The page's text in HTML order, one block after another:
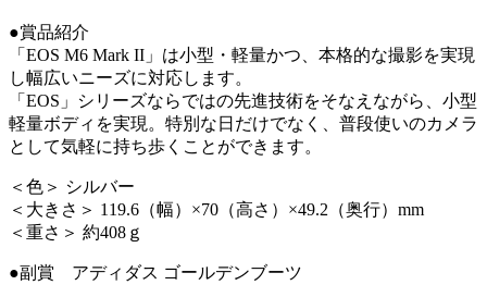
●賞品紹介
「EOS M6 Mark II」は小型・軽量かつ、本格的な撮影を実現
し幅広いニーズに対応します。
「EOS」シリーズならではの先進技術をそなえながら、小型
軽量ボディを実現。特別な日だけでなく、普段使いのカメラ
として気軽に持ち歩くことができます。
＜色＞ シルバー
＜大きさ＞ 119.6（幅）×70（高さ）×49.2（奥行）mm
＜重さ＞ 約408ｇ
●副賞 アディダス ゴールデンブーツ